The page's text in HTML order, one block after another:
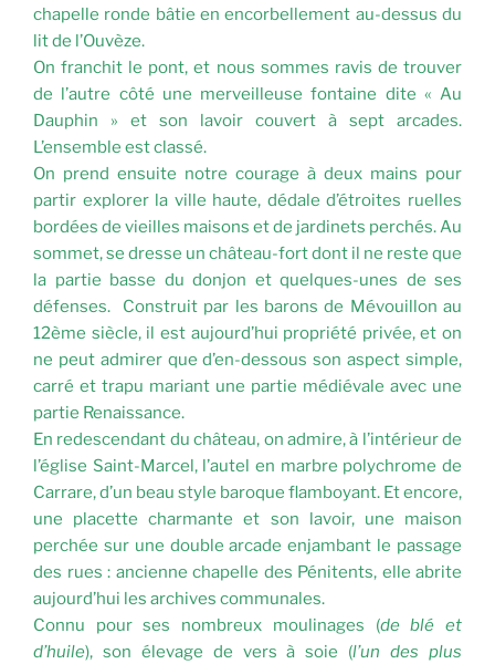
chapelle ronde bâtie en encorbellement au-dessus du
lit de l’Ouvèze.
On franchit le pont, et nous sommes ravis de trouver
de l’autre côté une merveilleuse fontaine dite « Au
Dauphin » et son lavoir couvert à sept arcades.
L’ensemble est classé.
On prend ensuite notre courage à deux mains pour
partir explorer la ville haute, dédale d’étroites ruelles
bordées de vieilles maisons et de jardinets perchés. Au
sommet, se dresse un château-fort dont il ne reste que
la partie basse du donjon et quelques-unes de ses
défenses. Construit par les barons de Mévouillon au
12ème siècle, il est aujourd’hui propriété privée, et on
ne peut admirer que d’en-dessous son aspect simple,
carré et trapu mariant une partie médiévale avec une
partie Renaissance.
En redescendant du château, on admire, à l’intérieur de
l’église Saint-Marcel, l’autel en marbre polychrome de
Carrare, d’un beau style baroque flamboyant. Et encore,
une placette charmante et son lavoir, une maison
perchée sur une double arcade enjambant le passage
des rues : ancienne chapelle des Pénitents, elle abrite
aujourd’hui les archives communales.
Connu pour ses nombreux moulinages (de blé et
d’huile), son élevage de vers à soie (l’un des plus